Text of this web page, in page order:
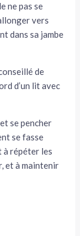
ne pas se
vers
dans sa jambe
de
d’un lit avec
se pencher
se fasse
à répéter les
et à maintenir